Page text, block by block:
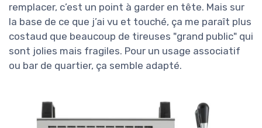
remplacer, c’est un point à garder en tête. Mais sur
la base de ce que j’ai vu et touché, ça me paraît plus
costaud que beaucoup de tireuses "grand public" qui
sont jolies mais fragiles. Pour un usage associatif
ou bar de quartier, ça semble adapté.